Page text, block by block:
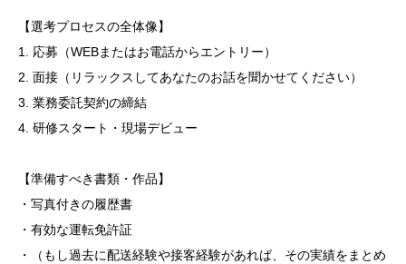
【選考プロセスの全体像】
1. 応募（WEBまたはお電話からエントリー）
2. 面接（リラックスしてあなたのお話を聞かせてください）
3. 業務委託契約の締結
4. 研修スタート・現場デビュー
【準備すべき書類・作品】
・写真付きの履歴書
・有効な運転免許証
・（もし過去に配送経験や接客経験があれば、その実績をまとめ